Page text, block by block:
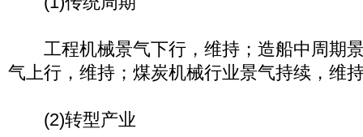
工程机械景气下行，维持；造船中周期
气上行，维持；煤炭机械行业景气持续，维
(2)转型产业